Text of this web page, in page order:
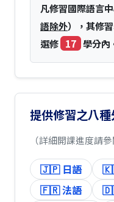
凡修習國際語言
語除外），其修
選修 17 學分內
提供修習之八
（詳細開課進度請
🇯🇵 日語
🇫🇷 法語